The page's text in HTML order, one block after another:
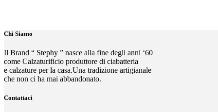
Chi Siamo
Il Brand “ Stephy ” nasce alla fine degli anni ‘60
come Calzaturificio produttore di ciabatteria
e calzature per la casa.Una tradizione artigianale
che non ci ha mai abbandonato.
Contattaci